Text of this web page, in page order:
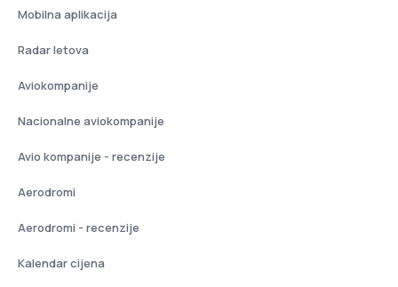
Mobilna aplikacija
Radar letova
Aviokompanije
Nacionalne aviokompanije
Avio kompanije - recenzije
Aerodromi
Aerodromi - recenzije
Kalendar cijena